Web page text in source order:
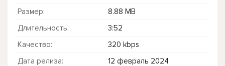
Размер:
8.88 MB
Длительность:
3:52
Качество:
320 kbps
Дата релиза:
12 февраль 2024